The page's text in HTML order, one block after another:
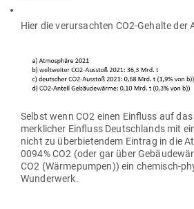
Hier die ver­ur­sachten CO2-Gehalte der
Selbst wenn CO2 einen Ein­fluss auf
merk­licher Ein­fluss Deutsch­lands mit
nicht zu über­bie­tendem Eintrag in die
0094% CO2 (oder gar über
CO2 (Wär­me­pumpen)) ein che­misch-
Wunderwerk.